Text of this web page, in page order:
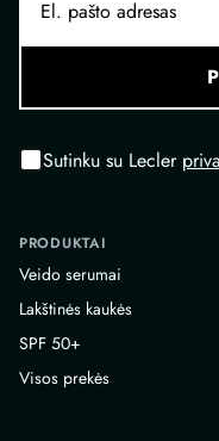
Sutinku su Lecler
PRODUKTAI
Veido serumai
Lakštinės kaukės
SPF 50+
Visos prekės